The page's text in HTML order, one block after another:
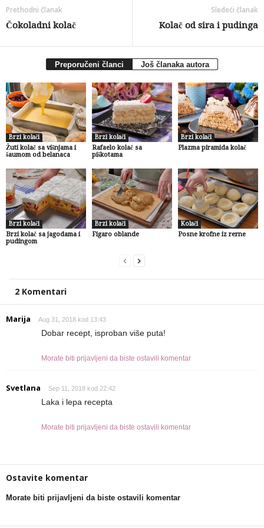
Prethodni članak
Čokoladni kolač
Sledeći članak
Kolač od sira i pudinga
Preporučeni članci Još članaka autora
Brzi kolači
Žuti kolač sa višnjama i
šaumom od belanaca
Brzi kolači
Rafaelo kolač sa
piškotama
Brzi kolači
Plazma piramida kolač
Brzi kolači
Brzi kolač sa jagodama i
pudingom
Brzi kolači
Figaro oblande
Kolači
Posne krofne iz rerne
2 Komentari
Marija Aug 31, 2018 kod 13:43
Dobar recept, isproban više puta!
Morate biti prijavljeni da biste ostavili komentar
Svetlana Sep 11, 2018 kod 22:42
Laka i lepa recepta
Morate biti prijavljeni da biste ostavili komentar
Ostavite komentar
Morate biti prijavljeni da biste ostavili komentar